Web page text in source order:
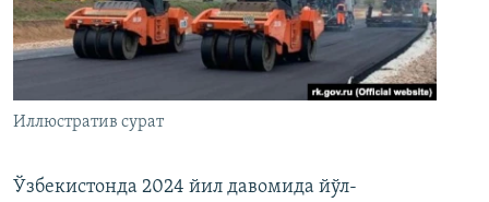
Иллюстратив сурат
Ўзбекистонда 2024 йил давомида йўл-